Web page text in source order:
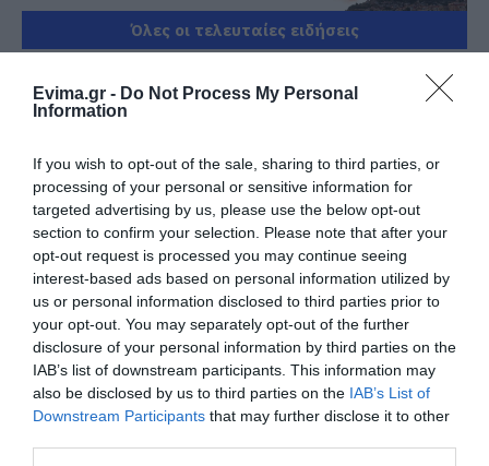
Evima.gr - Do Not Process My Personal
Information
If you wish to opt-out of the sale, sharing to third parties, or
processing of your personal or sensitive information for
targeted advertising by us, please use the below opt-out
section to confirm your selection. Please note that after your
opt-out request is processed you may continue seeing
interest-based ads based on personal information utilized by
us or personal information disclosed to third parties prior to
your opt-out. You may separately opt-out of the further
disclosure of your personal information by third parties on the
IAB’s list of downstream participants. This information may
also be disclosed by us to third parties on the IAB’s List of
Downstream Participants that may further disclose it to other
Σε δημοπρασία η μπάλα των
08.08.2026 | 18:40
Αγανάκτηση σε χωριό της
Εύβοιας: Μένουν κάθε μέρα χωρίς
νερό – Σοβαρή καταγγελία
08.08.2026 | 18:20
Αγροτικές ενισχύσεις: Ποιοι θα
λάβουν νωρίτερα τις
προκαταβολές
08.08.2026 | 18:00
Σε πελάγη ευτυχίας
αντιδήμαρχος στην Εύβοια! Έγινε
για τρίτη φορά παππούς!
Όλες οι τελευταίες ειδήσεις
ΠΕΡΙΣΣΟΤΕΡΑ ΑΠΟ ΠΟΛΙΤΙΚΗ
Φάνης Σπανός:
500.000 € για την
ενεργειακή
αναβάθμιση του 4ου
Δημοτικού Σχολείου
Ο Αλέξης Τσίπρας
παρουσιάζει το
οικονομικό πρόγραμμα
της ΕΛ.Α.Σ. στη
Θεσσαλονίκη